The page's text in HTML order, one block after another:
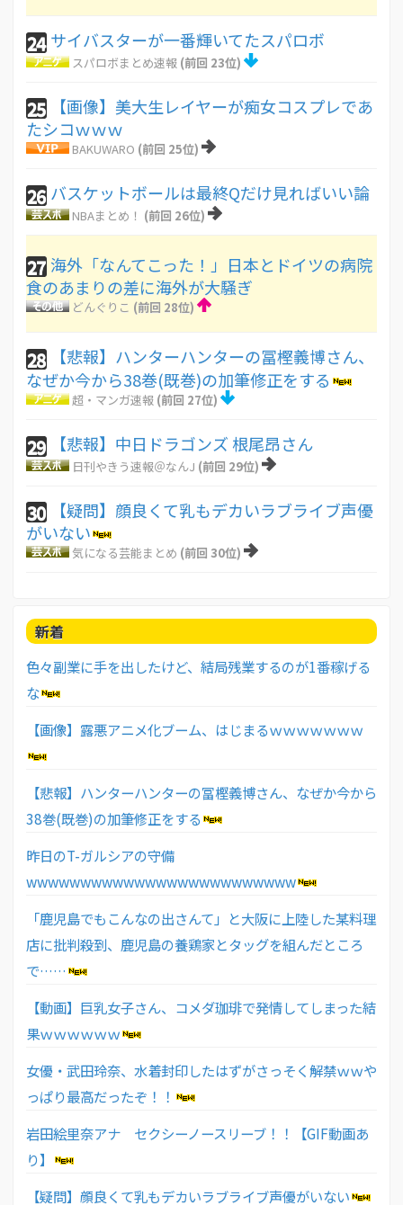
24 サイバスターが一番輝いてたスパロボ
スパロボまとめ速報 (前回 23位)
25
【画像】美大生レイヤーが痴女コスプレであ
たシコｗｗｗ
BAKUWARO (前回 25位)
26 バスケットボールは最終Qだけ見ればいい論
NBAまとめ！ (前回 26位)
27 海外「なんてこった！」日本とドイツの病院
食のあまりの差に海外が大騒ぎ
どんぐりこ (前回 28位)
28
【悲報】ハンターハンターの冨樫義博さん、
なぜか今から38巻(既巻)の加筆修正をする
超・マンガ速報 (前回 27位)
29 【悲報】中日ドラゴンズ 根尾昂さん
日刊やきう速報＠なんJ (前回 29位)
30
【疑問】顔良くて乳もデカいラブライブ声優
がいない
気になる芸能まとめ (前回 30位)
新着
色々副業に手を出したけど、結局残業するのが1番稼げる
な
【画像】露悪アニメ化ブーム、はじまるｗｗｗｗｗｗｗ
【悲報】ハンターハンターの冨樫義博さん、なぜか今から
38巻(既巻)の加筆修正をする
昨日のT-ガルシアの守備
wwwwwwwwwwwwwwwwwwwwwwwww
「鹿児島でもこんなの出さんて」と大阪に上陸した某料理
店に批判殺到、鹿児島の養鶏家とタッグを組んだところ
で……
【動画】巨乳女子さん、コメダ珈琲で発情してしまった結
果ｗｗｗｗｗｗ
女優・武田玲奈、水着封印したはずがさっそく解禁ｗｗや
っぱり最高だったぞ！！
岩田絵里奈アナ セクシーノースリーブ！！【GIF動画あ
り】
【疑問】顔良くて乳もデカいラブライブ声優がいない